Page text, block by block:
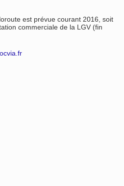
est prévue courant 2016, soit
commerciale de la LGV (fin